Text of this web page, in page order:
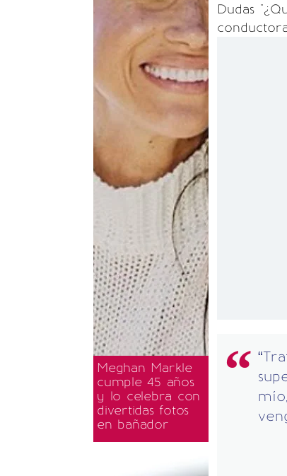
Meghan Markle
cumple 45 años
y lo celebra con
divertidas fotos
en bañador
Dudas